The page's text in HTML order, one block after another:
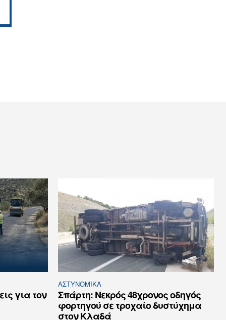
για τον
ΑΣΤΥΝΟΜΙΚΆ
Σπάρτη: Νεκρός 48χρονος οδηγός
φορτηγού σε τροχαίο δυστύχημα
στον Κλαδά